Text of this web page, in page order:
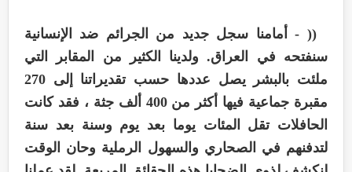
(( - أمامنا سجل جديد من الجرائم ضد الإنسانية
سنفتحه في العراق. ولدينا الكثير من المقابر التي
ملئت بالبشر يصل عددها حسب تقديراتنا إلى 270
مقبرة جماعية فيها أكثر من 400 ألف جثة ، فقد كانت
الحافلات تقل المئات يوما بعد يوم وسنة بعد سنة
لتدفنهم في الصحاري والسهول الرملية وحان الوقت